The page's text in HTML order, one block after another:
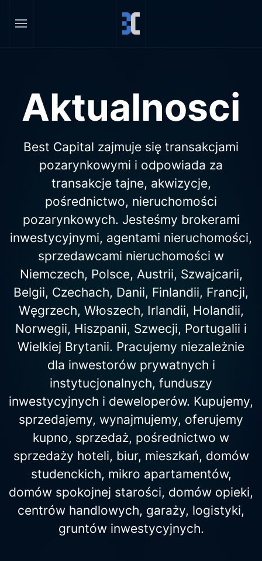
Skip to main content
Aktualnosci
Best Capital zajmuje się transakcjami
pozarynkowymi i odpowiada za
transakcje tajne, akwizycje,
pośrednictwo, nieruchomości
pozarynkowych. Jesteśmy brokerami
inwestycyjnymi, agentami nieruchomości,
sprzedawcami nieruchomości w
Niemczech, Polsce, Austrii, Szwajcarii,
Belgii, Czechach, Danii, Finlandii, Francji,
Węgrzech, Włoszech, Irlandii, Holandii,
Norwegii, Hiszpanii, Szwecji, Portugalii i
Wielkiej Brytanii. Pracujemy niezależnie
dla inwestorów prywatnych i
instytucjonalnych, funduszy
inwestycyjnych i deweloperów. Kupujemy,
sprzedajemy, wynajmujemy, oferujemy
kupno, sprzedaż, pośrednictwo w
sprzedaży hoteli, biur, mieszkań, domów
studenckich, mikro apartamentów,
domów spokojnej starości, domów opieki,
centrów handlowych, garaży, logistyki,
gruntów inwestycyjnych.